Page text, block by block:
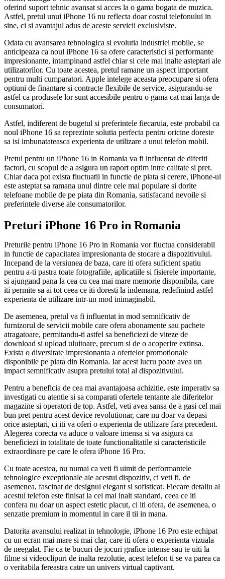
oferind suport tehnic avansat si acces la o gama bogata de muzica.
Astfel, pretul unui iPhone 16 nu reflecta doar costul telefonului in
sine, ci si avantajul adus de aceste servicii exclusiviste.
Odata cu avansarea tehnologica si evolutia industriei mobile, se
anticipeaza ca noul iPhone 16 sa ofere caracteristici si performante
impresionante, intampinand astfel chiar si cele mai inalte asteptari ale
utilizatorilor. Cu toate acestea, pretul ramane un aspect important
pentru multi cumparatori. Apple intelege aceasta preocupare si ofera
optiuni de finantare si contracte flexibile de service, asigurandu-se
astfel ca produsele lor sunt accesibile pentru o gama cat mai larga de
consumatori.
Astfel, indiferent de bugetul si preferintele fiecaruia, este probabil ca
noul iPhone 16 sa reprezinte solutia perfecta pentru oricine doreste
sa isi imbunatateasca experienta de utilizare a unui telefon mobil.
Pretul pentru un iPhone 16 in Romania va fi influentat de diferiti
factori, cu scopul de a asigura un raport optim intre calitate si pret.
Chiar daca pot exista fluctuatii in functie de piata si cerere, iPhone-ul
este asteptat sa ramana unul dintre cele mai populare si dorite
telefoane mobile de pe piata din Romania, satisfacand nevoile si
preferintele diverse ale consumatorilor.
Preturi iPhone 16 Pro in Romania
Preturile pentru iPhone 16 Pro in Romania vor fluctua considerabil
in functie de capacitatea impresionanta de stocare a dispozitivului.
Incepand de la versiunea de baza, care iti ofera suficient spatiu
pentru a-ti pastra toate fotografiile, aplicatiile si fisierele importante,
si ajungand pana la cea cu cea mai mare memorie disponibila, care
iti permite sa ai tot ceea ce iti doresti la indemana, redefinind astfel
experienta de utilizare intr-un mod inimaginabil.
De asemenea, pretul va fi influentat in mod semnificativ de
furnizorul de servicii mobile care ofera abonamente sau pachete
atragatoare, permitandu-ti astfel sa beneficiezi de viteze de
download si upload uluitoare, precum si de o acoperire extinsa.
Exista o diversitate impresionanta a ofertelor promotionale
disponibile pe piata din Romania. Iar acest lucru poate avea un
impact semnificativ asupra pretului total al dispozitivului.
Pentru a beneficia de cea mai avantajoasa achizitie, este imperativ sa
investigati cu atentie si sa comparati ofertele tentante ale diferitelor
magazine si operatori de top. Astfel, veti avea sansa de a gasi cel mai
bun pret pentru acest device revolutionar, care nu doar va depasi
orice asteptari, ci iti va oferi o experienta de utilizare fara precedent.
Alegerea corecta va aduce o valoare imensa si va asigura ca
beneficiezi in totalitate de toate functionalitatile si caracteristicile
extraordinare pe care le ofera iPhone 16 Pro.
Cu toate acestea, nu numai ca veti fi uimit de performantele
tehnologice exceptionale ale acestui dispozitiv, ci veti fi, de
asemenea, fascinat de designul elegant si sofisticat. Fiecare detaliu al
acestui telefon este finisat la cel mai inalt standard, ceea ce iti
confera nu doar un aspect estetic placut, ci iti ofera, de asemenea, o
senzatie premium in momentul in care il tii in mana.
Datorita avansului realizat in tehnologie, iPhone 16 Pro este echipat
cu un ecran mai mare si mai clar, care iti ofera o experienta vizuala
de neegalat. Fie ca te bucuri de jocuri grafice intense sau te uiti la
filme si videoclipuri de inalta rezolutie, acest telefon ti se va parea ca
o veritabila fereastra catre un univers virtual captivant.